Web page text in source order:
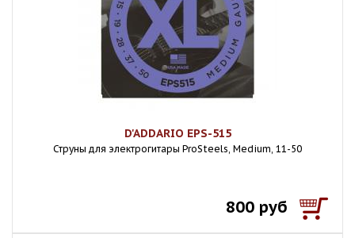
D'ADDARIO EPS-515
Струны для электрогитары ProSteels, Medium, 11-50
800 руб